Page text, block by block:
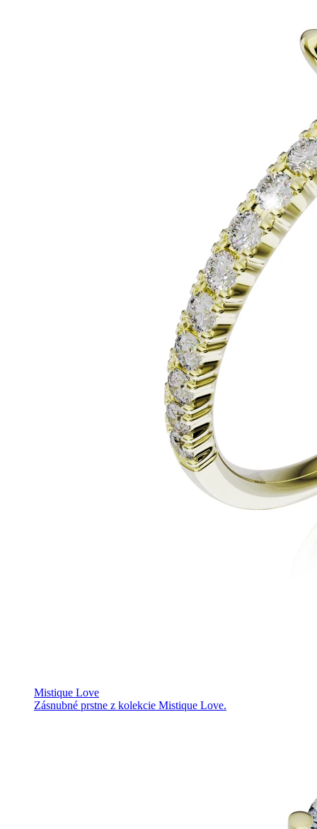
Mistique Love
Zásnubné prstne z kolekcie Mistique Love.